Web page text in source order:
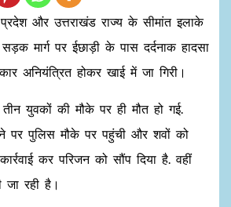
प्रदेश और उत्तराखंड राज्य के सीमांत इलाके
मार्ग पर ईछाड़ी के पास दर्दनाक हादसा
अनियंत्रित होकर खाई में जा गिरी।
युवकों की मौके पर ही मौत हो गई.
पर पुलिस मौके पर पहुंची और शवों को
कर परिजन को सौंप दिया है. वहीं
रही है।